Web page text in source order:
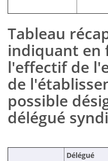
Tableau
indiquant en
l'effectif de
de
possible
délégué
Délégué